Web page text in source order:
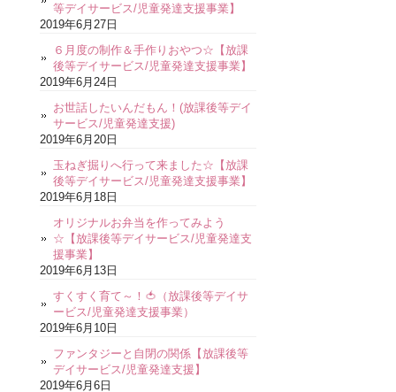
等デイサービス/児童発達支援事業】
2019年6月27日
６月度の制作＆手作りおやつ☆【放課
後等デイサービス/児童発達支援事業】
2019年6月24日
お世話したいんだもん！(放課後等デイ
サービス/児童発達支援)
2019年6月20日
玉ねぎ掘りへ行って来ました☆【放課
後等デイサービス/児童発達支援事業】
2019年6月18日
オリジナルお弁当を作ってみよう
☆【放課後等デイサービス/児童発達支
援事業】
2019年6月13日
すくすく育て～！🍅（放課後等デイサ
ービス/児童発達支援事業）
2019年6月10日
ファンタジーと自閉の関係【放課後等
デイサービス/児童発達支援】
2019年6月6日